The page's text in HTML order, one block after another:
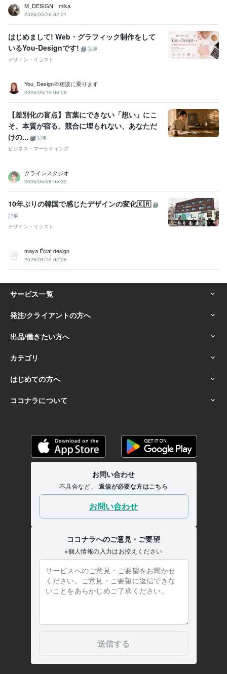
M_DESIGN mika
2026/05/26 02:21
はじめまして! Web・グラフィック制作をして
いるYou-Designです!
記事
デザイン・イラスト
You_Design＠相談に乗ります
2026/05/19 06:08
【差別化の盲点】言葉にできない「想い」にこ
そ、本質が宿る。競合に埋もれない、あなただ
けの...
記事
ビジネス・マーケティング
クラインスタジオ
2026/05/08 05:32
10年ぶりの韓国で感じたデザインの変化🇰🇷
記事
デザイン・イラスト
maya Éclat design
2026/04/15 02:06